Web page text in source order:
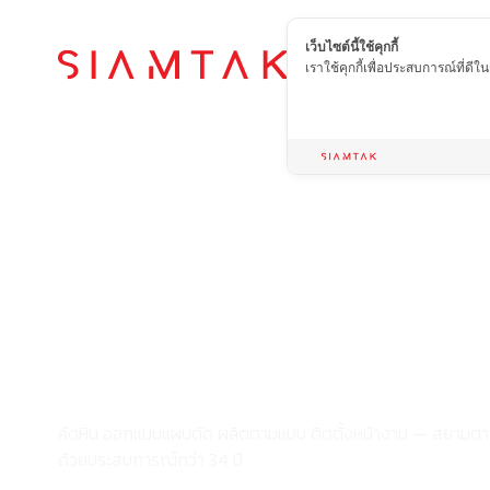
เว็บไซต์นี้ใช้คุกกี้
เราใช้คุกกี้เพื่อประสบการณ์ที่ดีใ